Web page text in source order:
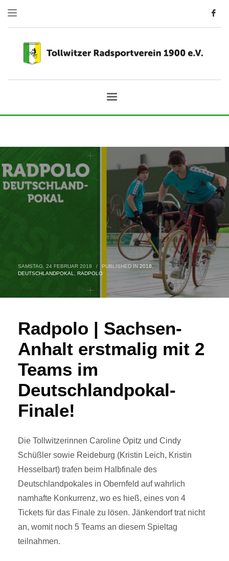
SAMSTAG, 24 FEBRUAR 2018 / PUBLISHED IN 2018,
DEUTSCHLANDPOKAL
RADPOLO
Radpolo | Sachsen-
Anhalt erstmalig mit 2
Teams im
Deutschlandpokal-
Finale!
Die Tollwitzerinnen Caroline Opitz und Cindy
Schüßler sowie Reideburg (Kristin Leich, Kristin
Hesselbart) trafen beim Halbfinale des
Deutschlandpokales in Obernfeld auf wahrlich
namhafte Konkurrenz, wo es hieß, eines von 4
Tickets für das Finale zu lösen. Jänkendorf trat nicht
an, womit noch 5 Teams an diesem Spieltag
teilnahmen.